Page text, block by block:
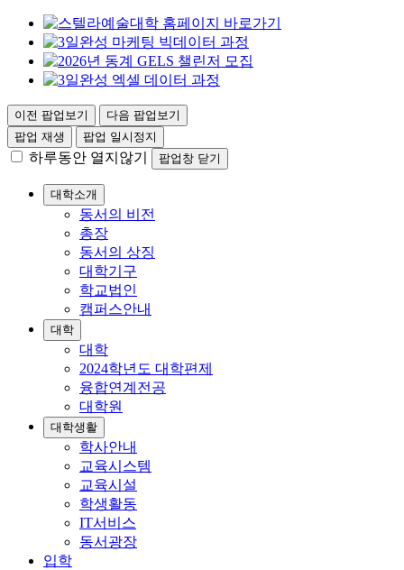
이전 팝업보기
다음 팝업보기
팝업 재생
팝업 일시정지
하루동안 열지않기 팝업창 닫기
대학소개
동서의 비전
총장
동서의 상징
대학기구
학교법인
캠퍼스안내
대학
대학
2024학년도 대학편제
융합연계전공
대학원
대학생활
학사안내
교육시스템
교육시설
학생활동
IT서비스
동서광장
입학